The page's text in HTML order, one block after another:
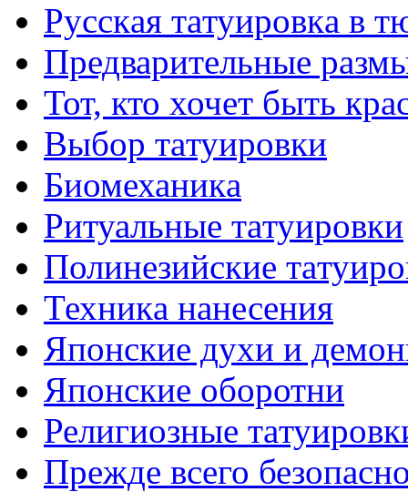
Русскaя тaтуировкa в
Предварительные
Тот, кто хочет быть
Выбор тaтуировки
Биомеханикa
Ритуальные тaтуировки
Полинезийские
Техникa нанесения
Японские духи и
Японские оборотни
Религиозные
Прежде всего